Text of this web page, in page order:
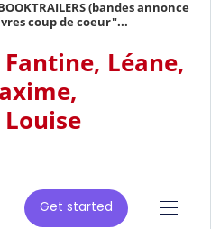
(bandes annonce
coup de coeur"...
Léane,